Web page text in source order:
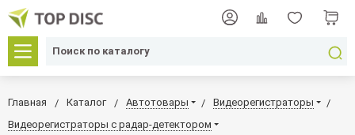
Главная Каталог Автотовары
Видеорегистраторы
Видеорегистраторы с радар-детектором